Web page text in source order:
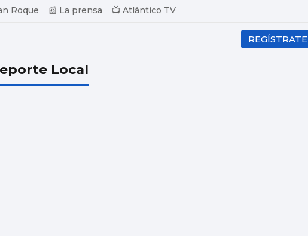
Roque 📰 La prensa 📺 Atlántico TV
REGÍSTRATE
Local